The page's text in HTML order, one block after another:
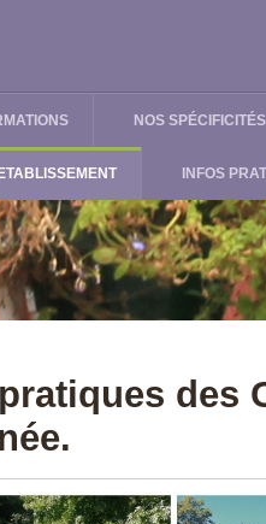
NOS SPÉCIFICITÉS
INFOS
des